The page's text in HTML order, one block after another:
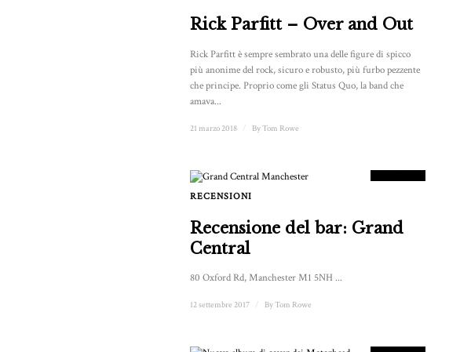
Rick Parfitt – Over and Out
Rick Parfitt è sempre sembrato una delle figure di spicco
più anonime del rock, sicuro e robusto, più furbo pezzente
che principe. Proprio come gli Status Quo, la band che
amava...
21 marzo 2018 ByTom Rowe
RECENSIONI
Recensione del bar: Grand
Central
80 Oxford Rd, Manchester M1 5NH ...
12 settembre 2017 ByTom Rowe
PUNTEGGIO